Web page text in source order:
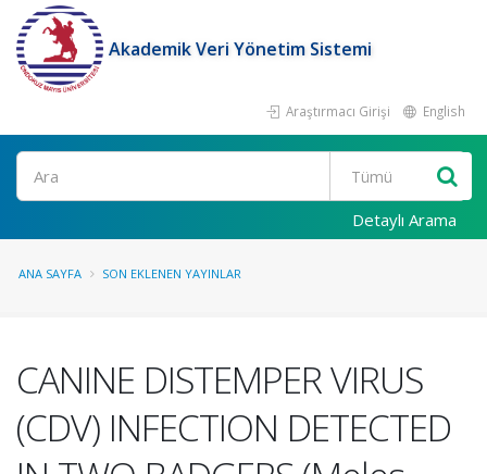
Akademik Veri Yönetim Sistemi
Araştırmacı Girişi English
Ara
Detaylı Arama
ANA SAYFA SON EKLENEN YAYINLAR
CANINE DISTEMPER VIRUS
(CDV) INFECTION DETECTED